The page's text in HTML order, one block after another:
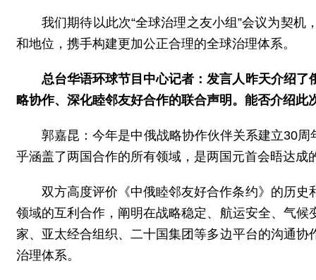
我们期待以此次“全球治理之友小组”会议为契
和地位，携手构建更加公正合理的全球治理体系。
总台华语环球节目中心记者：发言人昨天介绍
略协作、深化睦邻友好合作的联合声明。能否介绍此
郭嘉昆：今年是中俄战略协作伙伴关系建立30
乎涵盖了两国合作的所有领域，是两国元首会晤达成
双方高度评价《中俄睦邻友好合作条约》的历
领域的互利合作，阐明在战略稳定、航运安全、气
家、亚太经合组织、二十国集团等多边平台的沟通
治理体系。